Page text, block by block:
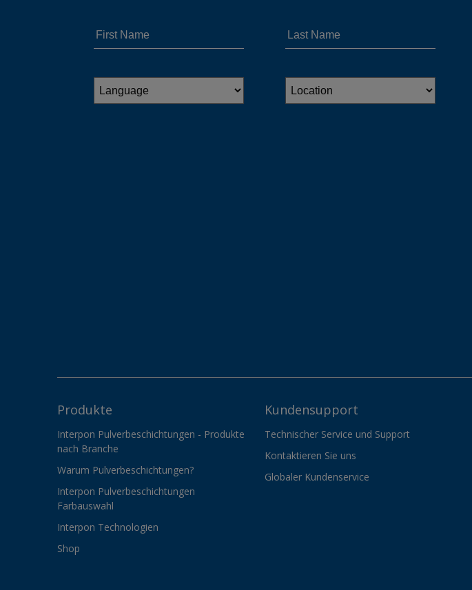
Produkte
Interpon Pulverbeschichtungen - Produkte
nach Branche
Warum Pulverbeschichtungen?
Interpon Pulverbeschichtungen
Farbauswahl
Interpon Technologien
Shop
Kundensupport
Technischer Service und Support
Kontaktieren Sie uns
Globaler Kundenservice